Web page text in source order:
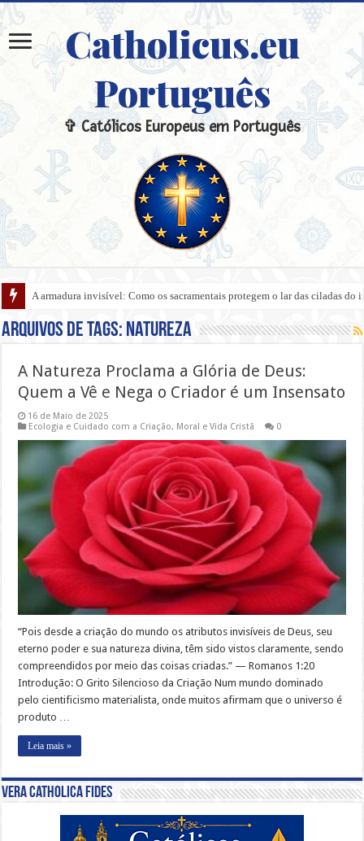
Catholicus.eu
Português
✞ Católicos Europeus em Português
A armadura invisível: Como os sacramentais protegem o lar das ciladas do
Arquivos de tags: Natureza
A Natureza Proclama a Glória de Deus:
Quem a Vê e Nega o Criador é um Insensato
16 de Maio de 2025
Ecologia e Cuidado com a Criação, Moral e Vida Cristã 0
“Pois desde a criação do mundo os atributos invisíveis de Deus, seu
eterno poder e sua natureza divina, têm sido vistos claramente, sendo
compreendidos por meio das coisas criadas.” — Romanos 1:20
Introdução: O Grito Silencioso da Criação Num mundo dominado
pelo cientificismo materialista, onde muitos afirmam que o universo é
produto …
Leia mais »
Vera Catholica Fides